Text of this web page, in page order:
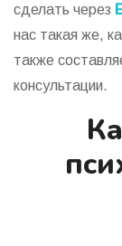
сделать через
нас такая же,
также
консультации.